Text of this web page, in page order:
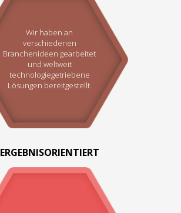
Wir haben an
verschiedenen
Branchenideen gearbeitet
und weltweit
technologiegetriebene
Lösungen bereitgestellt.
ERGEBNISORIENTIERT